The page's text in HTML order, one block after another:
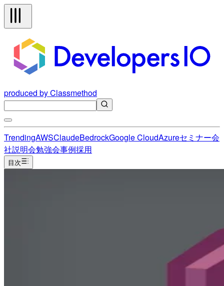
produced by Classmethod
TrendingAWSClaudeBedrockGoogle CloudAzureセミナー会
社説明会勉強会事例採用
目次